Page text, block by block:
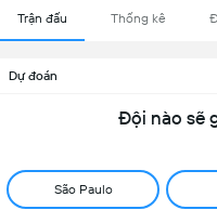
Trận đấu Thống kê
Dự đoán
Đội nào sẽ
São Paulo